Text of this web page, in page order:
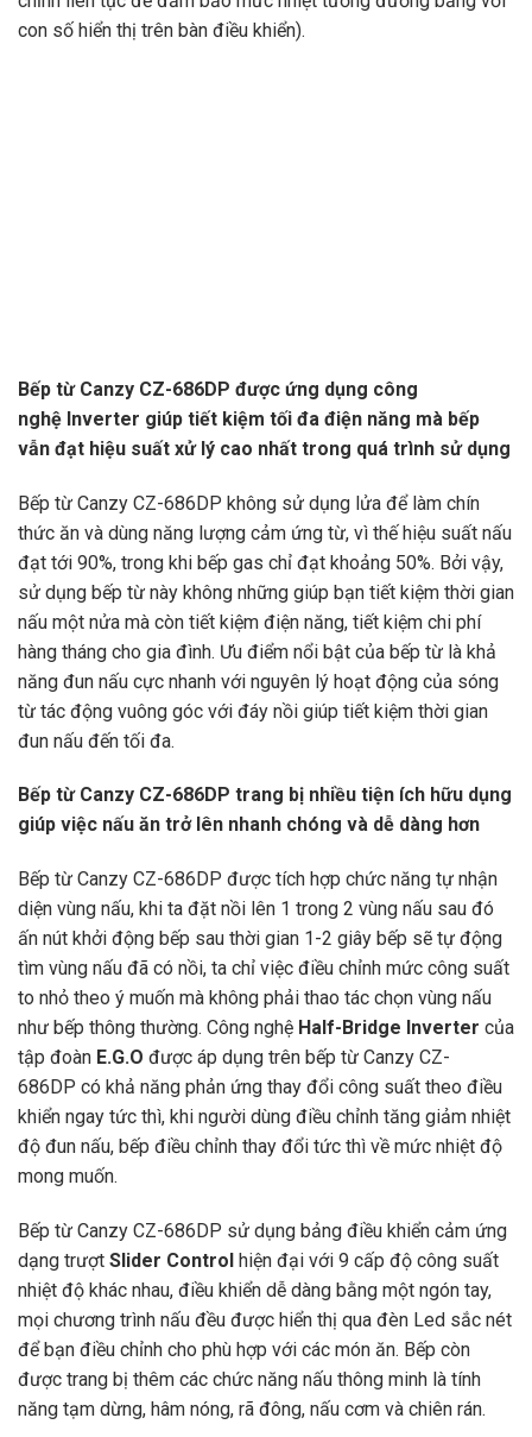
con số hiển thị trên bàn điều khiển).
Bếp từ Canzy CZ-686DP được ứng dụng công
nghệ Inverter giúp tiết kiệm tối đa điện năng mà bếp
vẫn đạt hiệu suất xử lý cao nhất trong quá trình sử dụng
Bếp từ Canzy CZ-686DP không sử dụng lửa để làm chín
thức ăn và dùng năng lượng cảm ứng từ, vì thế hiệu suất nấu
đạt tới 90%, trong khi bếp gas chỉ đạt khoảng 50%. Bởi vậy,
sử dụng bếp từ này không những giúp bạn tiết kiệm thời gian
nấu một nửa mà còn tiết kiệm điện năng, tiết kiệm chi phí
hàng tháng cho gia đình. Ưu điểm nổi bật của bếp từ là khả
năng đun nấu cực nhanh với nguyên lý hoạt động của sóng
từ tác động vuông góc với đáy nồi giúp tiết kiệm thời gian
đun nấu đến tối đa.
Bếp từ Canzy CZ-686DP trang bị nhiều tiện ích hữu dụng
giúp việc nấu ăn trở lên nhanh chóng và dễ dàng hơn
Bếp từ Canzy CZ-686DP được tích hợp chức năng tự nhận
diện vùng nấu, khi ta đặt nồi lên 1 trong 2 vùng nấu sau đó
ấn nút khởi động bếp sau thời gian 1-2 giây bếp sẽ tự động
tìm vùng nấu đã có nồi, ta chỉ việc điều chỉnh mức công suất
to nhỏ theo ý muốn mà không phải thao tác chọn vùng nấu
như bếp thông thường. Công nghệ Half-Bridge Inverter của
tập đoàn E.G.O được áp dụng trên bếp từ Canzy CZ-
686DP có khả năng phản ứng thay đổi công suất theo điều
khiển ngay tức thì, khi người dùng điều chỉnh tăng giảm nhiệt
độ đun nấu, bếp điều chỉnh thay đổi tức thì về mức nhiệt độ
mong muốn.
Bếp từ Canzy CZ-686DP sử dụng bảng điều khiển cảm ứng
dạng trượt Slider Control hiện đại với 9 cấp độ công suất
nhiệt độ khác nhau, điều khiển dễ dàng bằng một ngón tay,
mọi chương trình nấu đều được hiển thị qua đèn Led sắc nét
để bạn điều chỉnh cho phù hợp với các món ăn. Bếp còn
được trang bị thêm các chức năng nấu thông minh là tính
năng tạm dừng, hâm nóng, rã đông, nấu cơm và chiên rán.